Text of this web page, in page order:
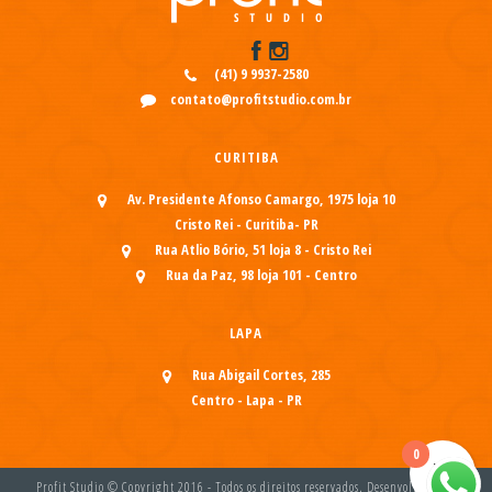
(41) 9 9937-2580
contato@profitstudio.com.br
CURITIBA
Av. Presidente Afonso Camargo, 1975 loja 10
Cristo Rei - Curitiba- PR
Rua Atlio Bório, 51 loja 8 - Cristo Rei
Rua da Paz, 98 loja 101 - Centro
LAPA
Rua Abigail Cortes, 285
Centro - Lapa - PR
Profit Studio © Copyright 2016 - Todos os direitos reservados. Desenvolvido por
0